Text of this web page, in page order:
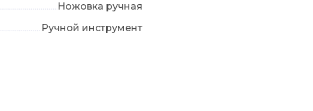
Ножовка ручная
Ручной инструмент